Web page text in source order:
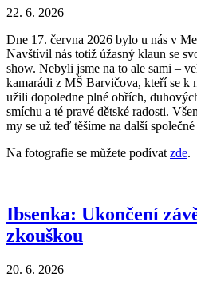
22. 6. 2026
Dne 17. června 2026 bylo u nás v
Navštívil nás totiž úžasný klaun se
show. Nebyli jsme na to ale sami –
kamarádi z MŠ Barvičova, kteří se k
užili dopoledne plné obřích,
smíchu a té pravé dětské radosti.
my se už teď těšíme na další
Na fotografie se můžete podívat zde.
Ibsenka: Ukončení
zkouškou
20. 6. 2026